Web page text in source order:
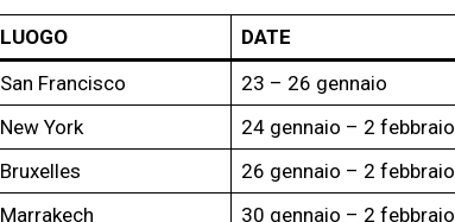
LUOGO
DATE
San Francisco
23 – 26 gennaio
New York
24 gennaio – 2 febbraio
Bruxelles
26 gennaio – 2 febbraio
Marrakech
30 gennaio – 2 febbraio